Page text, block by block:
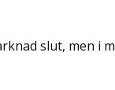
slut, men i